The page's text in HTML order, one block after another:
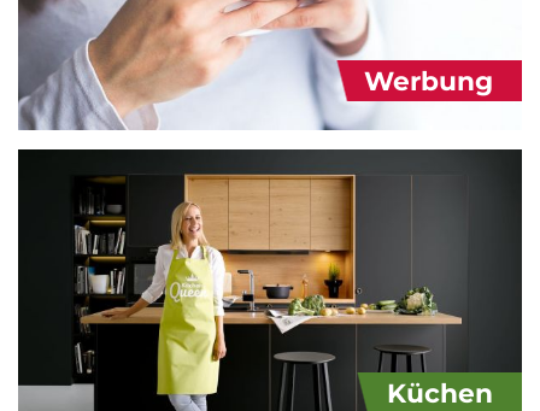
Werbung
Küchen